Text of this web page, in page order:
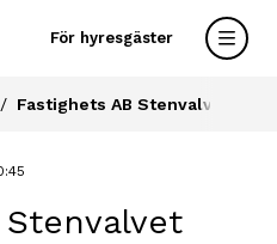
För hyresgäster
Fastighets AB Stenvalvet
Stenvalvet